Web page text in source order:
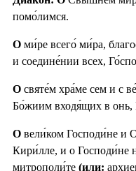
помо́лимся.
О ми́ре всего́ ми́ра,
и соедине́нии всех,
О святе́м хра́ме сем и с
Бо́жиим входя́щих в онь,
О вели́ком Господи́не и
Кири́лле, и о
митрополи́те (или: